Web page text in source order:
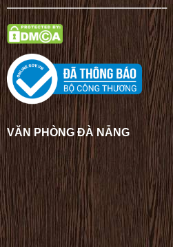
——————————————–
VĂN PHÒNG ĐÀ NẴNG